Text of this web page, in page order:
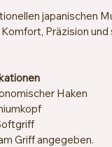
japanischen
Präzision
Haken
Griff angegeben.